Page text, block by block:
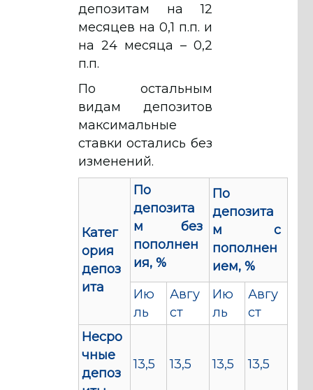
депозитам на 12
месяцев на 0,1 п.п. и
на 24 месяца – 0,2
п.п.
По остальным
видам депозитов
максимальные
ставки остались без
изменений.
Катег
ория
депоз
ита
По
депозита
м без
пополнен
ия, %
По
депозита
м с
пополнен
ием, %
Ию
ль
Авгу
ст
Ию
ль
Авгу
ст
Несро
чные
депоз
13,5 13,5 13,5 13,5